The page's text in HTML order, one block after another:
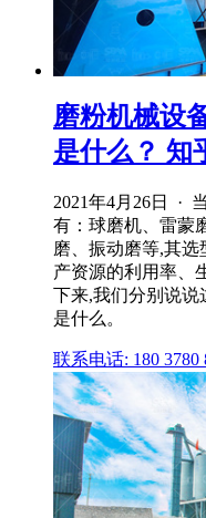
磨粉机械设
是什么？ 知
2021年4月26日 ·
有：球磨机、雷蒙
磨、振动磨等,其
产资源的利用率、
下来,我们分别说说
是什么。
联系电话: 180 3780